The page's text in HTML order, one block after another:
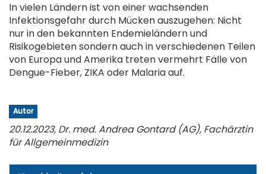
In vielen Ländern ist von einer wachsenden
Infektionsgefahr durch Mücken auszugehen: Nicht
nur in den bekannten Endemieländern und
Risikogebieten sondern auch in verschiedenen Teilen
von Europa und Amerika treten vermehrt Fälle von
Dengue-Fieber, ZIKA oder Malaria auf.
Autor
20.12.2023, Dr. med. Andrea Gontard (AG), Fachärztin
für Allgemeinmedizin